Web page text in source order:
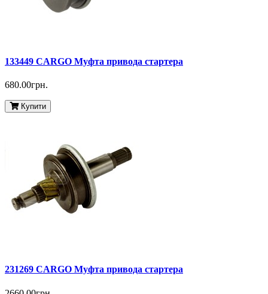
133449 CARGO Муфта привода стартера
680.00грн.
Купити
231269 CARGO Муфта привода стартера